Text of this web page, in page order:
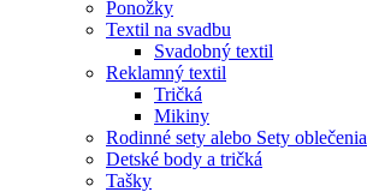
Ponožky
Textil na svadbu
Svadobný textil
Reklamný textil
Tričká
Mikiny
Rodinné sety alebo Sety oblečenia
Detské body a tričká
Tašky